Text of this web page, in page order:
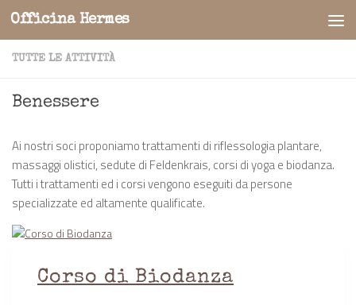
Salta al contenuto
Officina Hermes
TUTTE LE ATTIVITÀ
Benessere
Ai nostri soci proponiamo trattamenti di riflessologia plantare,
massaggi olistici, sedute di Feldenkrais, corsi di yoga e biodanza.
Tutti i trattamenti ed i corsi vengono eseguiti da persone
specializzate ed altamente qualificate.
Corso di Biodanza